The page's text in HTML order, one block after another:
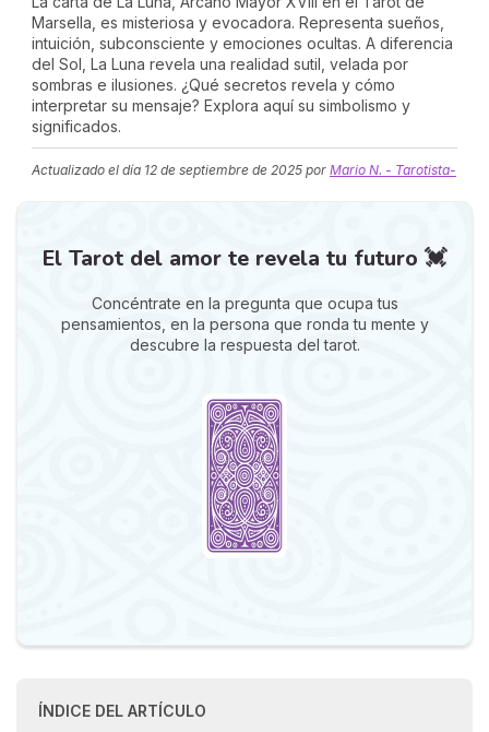
Marsella, es misteriosa y evocadora. Representa sueños,
intuición, subconsciente y emociones ocultas. A diferencia
del Sol, La Luna revela una realidad sutil, velada por
sombras e ilusiones. ¿Qué secretos revela y cómo
interpretar su mensaje? Explora aquí su simbolismo y
significados.
Actualizado el día 12 de septiembre de 2025 por Mario N. - Tarotista-
El Tarot del amor te revela tu futuro 💓
Concéntrate en la pregunta que ocupa tus
pensamientos, en la persona que ronda tu mente y
descubre la respuesta del tarot.
ÍNDICE DEL ARTÍCULO